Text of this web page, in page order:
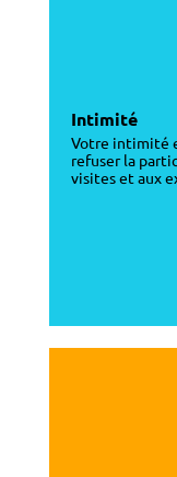
Intimité
Votre intimité
refuser la
visites et aux